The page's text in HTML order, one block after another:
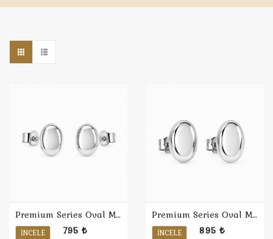
Premium Series Oval Minimal Küpe S / Rodyum
İNCELE 795 ₺
Premium Series Oval Minimal Küpe M / Rodyum
İNCELE 895 ₺